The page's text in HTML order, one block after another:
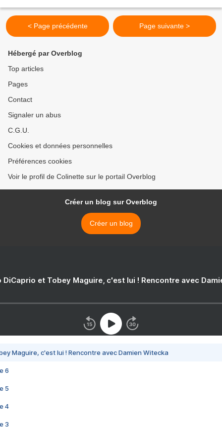
< Page précédente Page suivante >
Hébergé par Overblog
Top articles
Pages
Contact
Signaler un abus
C.G.U.
Cookies et données personnelles
Préférences cookies
Voir le profil de Colinette sur le portail Overblog
Créer un blog sur Overblog
Créer un blog
DiCaprio et Tobey Maguire, c'est lui ! Rencontre avec
Maguire, c'est lui ! Rencontre avec Damien Witecka
6
5
4
3